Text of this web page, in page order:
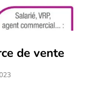
de vente